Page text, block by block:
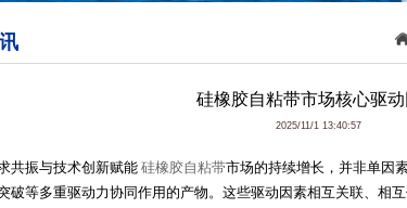
硅橡胶自粘带市场核心驱
2025/11/1 13:40:57
共振与技术创新赋能 硅橡胶自粘带市场的持续增长，并非单因
破等多重驱动力协同作用的产物。这些驱动因素相互关联、相